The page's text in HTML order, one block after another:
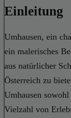
Einleitung
Umhausen, ein
ein malerisches
aus natürlicher
Österreich zu
Umhausen
Vielzahl von